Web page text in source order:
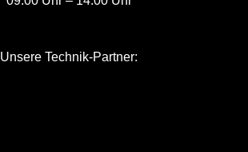
Unsere Technik-Partner: